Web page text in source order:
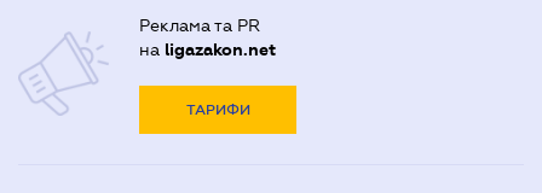
Реклама та PR
на ligazakon.net
ТАРИФИ